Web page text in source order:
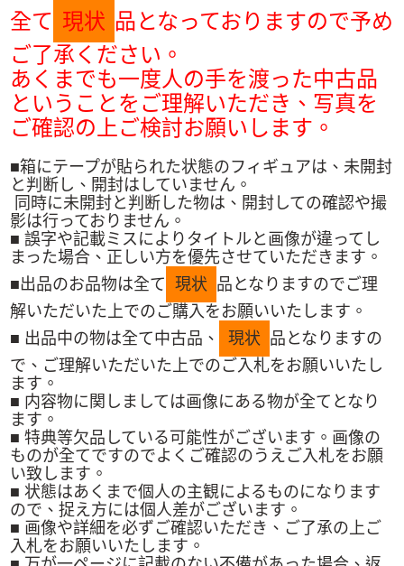
全て 現状 品となっておりますので予め
ご了承ください。
あくまでも一度人の手を渡った中古品
ということをご理解いただき、写真を
ご確認の上ご検討お願いします。
■箱にテープが貼られた状態のフィギュアは、未開封
と判断し、開封はしていません。
同時に未開封と判断した物は、開封しての確認や撮
影は行っておりません。
■ 誤字や記載ミスによりタイトルと画像が違ってし
まった場合、正しい方を優先させていただきます。
■出品のお品物は全て
現状 品となりますのでご理
解いただいた上でのご購入をお願いいたします。
■ 出品中の物は全て中古品、
現状 品となりますの
で、ご理解いただいた上でのご入札をお願いいたし
ます。
■ 内容物に関しましては画像にある物が全てとなり
ます。
■ 特典等欠品している可能性がございます。画像の
ものが全てですのでよくご確認のうえご入札をお願
い致します。
■ 状態はあくまで個人の主観によるものになります
ので、捉え方には個人差がございます。
■ 画像や詳細を必ずご確認いただき、ご了承の上ご
入札をお願いいたします。